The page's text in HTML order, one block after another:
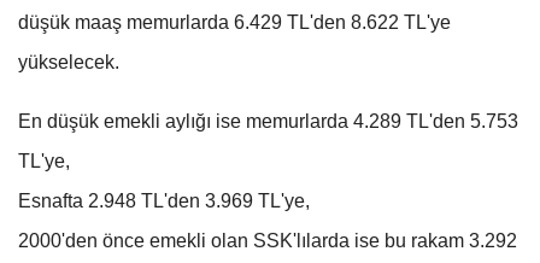
düşük maaş memurlarda 6.429 TL'den 8.622 TL'ye
yükselecek.
En düşük emekli aylığı ise memurlarda 4.289 TL'den 5.753
TL'ye,
Esnafta 2.948 TL'den 3.969 TL'ye,
2000'den önce emekli olan SSK'lılarda ise bu rakam 3.292